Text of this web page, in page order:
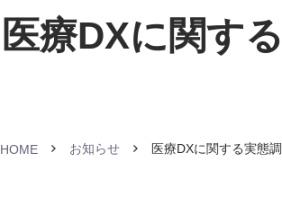
医療DXに関す
HOME お知らせ 医療DXに関する実態